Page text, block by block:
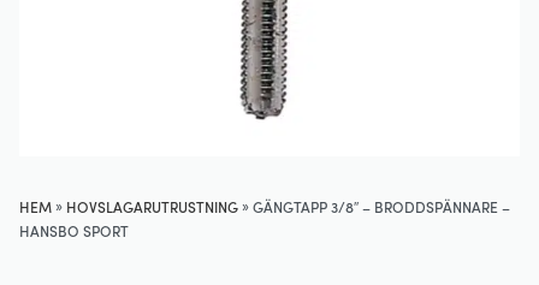
HEM» HOVSLAGARUTRUSTNING»GÄNGTAPP 3/8″ – BRODDSPÄNNARE –
HANSBO SPORT